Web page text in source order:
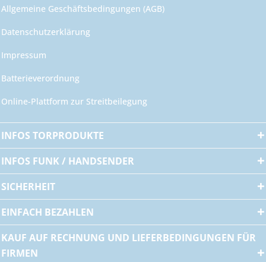
Allgemeine Geschäftsbedingungen (AGB)
Datenschutzerklärung
Impressum
Batterieverordnung
Online-Plattform zur Streitbeilegung
INFOS TORPRODUKTE
INFOS FUNK / HANDSENDER
SICHERHEIT
EINFACH BEZAHLEN
KAUF AUF RECHNUNG UND LIEFERBEDINGUNGEN FÜR
FIRMEN